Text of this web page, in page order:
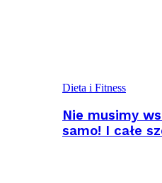
Dieta i Fitness
Nie musimy
samo! I całe